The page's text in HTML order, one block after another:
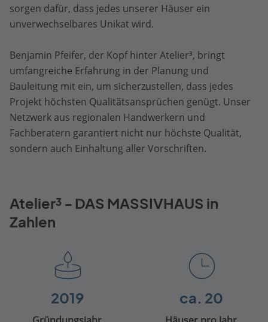
sorgen dafür, dass jedes unserer Häuser ein
unverwechselbares Unikat wird.
Benjamin Pfeifer, der Kopf hinter Atelier³, bringt
umfangreiche Erfahrung in der Planung und
Bauleitung mit ein, um sicherzustellen, dass jedes
Projekt höchsten Qualitätsansprüchen genügt. Unser
Netzwerk aus regionalen Handwerkern und
Fachberatern garantiert nicht nur höchste Qualität,
sondern auch Einhaltung aller Vorschriften.
Atelier³ - DAS MASSIVHAUS in
Zahlen
2019 ca. 20